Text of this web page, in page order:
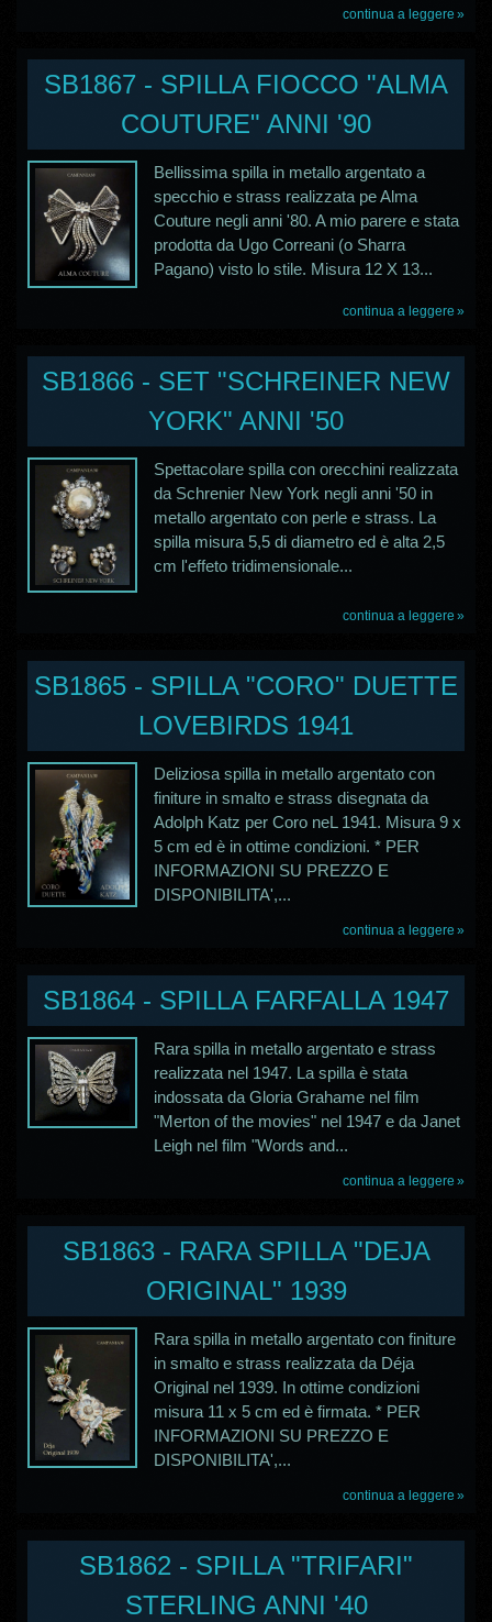
continua a leggere
SB1867 - SPILLA FIOCCO "ALMA
COUTURE" ANNI '90
Bellissima spilla in metallo argentato a
specchio e strass realizzata pe Alma
Couture negli anni '80. A mio parere e stata
prodotta da Ugo Correani (o Sharra
Pagano) visto lo stile. Misura 12 X 13...
continua a leggere
SB1866 - SET "SCHREINER NEW
YORK" ANNI '50
Spettacolare spilla con orecchini realizzata
da Schrenier New York negli anni '50 in
metallo argentato con perle e strass. La
spilla misura 5,5 di diametro ed è alta 2,5
cm l'effeto tridimensionale...
continua a leggere
SB1865 - SPILLA "CORO" DUETTE
LOVEBIRDS 1941
Deliziosa spilla in metallo argentato con
finiture in smalto e strass disegnata da
Adolph Katz per Coro neL 1941. Misura 9 x
5 cm ed è in ottime condizioni. * PER
INFORMAZIONI SU PREZZO E
DISPONIBILITA',...
continua a leggere
SB1864 - SPILLA FARFALLA 1947
Rara spilla in metallo argentato e strass
realizzata nel 1947. La spilla è stata
indossata da Gloria Grahame nel film
"Merton of the movies" nel 1947 e da Janet
Leigh nel film "Words and...
continua a leggere
SB1863 - RARA SPILLA "DEJA
ORIGINAL" 1939
Rara spilla in metallo argentato con finiture
in smalto e strass realizzata da Déja
Original nel 1939. In ottime condizioni
misura 11 x 5 cm ed è firmata. * PER
INFORMAZIONI SU PREZZO E
DISPONIBILITA',...
continua a leggere
SB1862 - SPILLA "TRIFARI"
STERLING ANNI '40